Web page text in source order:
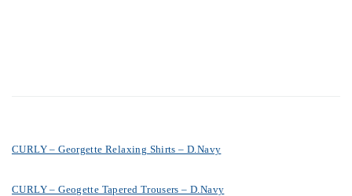
CURLY – Georgette Relaxing Shirts – D.Navy
CURLY – Geogette Tapered Trousers – D.Navy